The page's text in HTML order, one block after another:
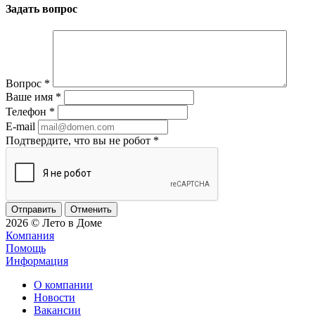
Задать вопрос
Вопрос *
Ваше имя *
Телефон *
E-mail
Подтвердите, что вы не робот *
Отменить
2026 © Лето в Доме
Компания
Помощь
Информация
О компании
Новости
Вакансии